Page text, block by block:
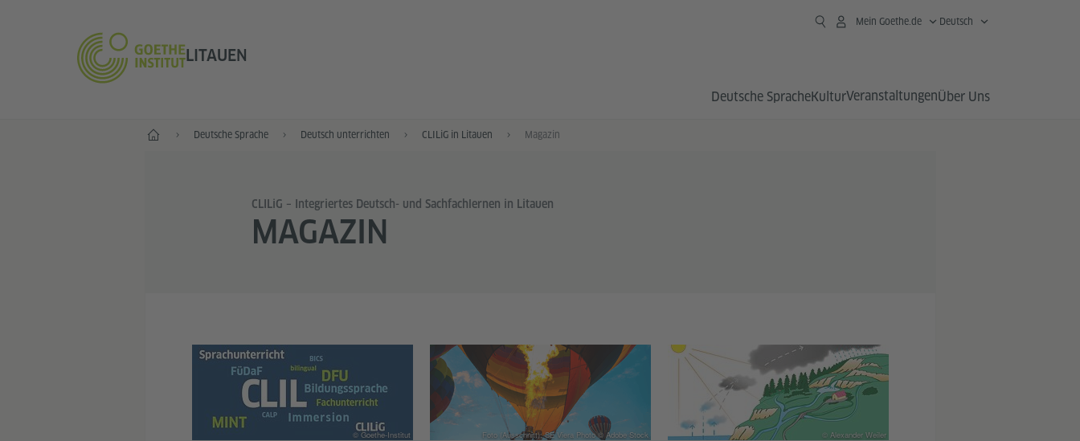
LITAUEN
Mein Goethe.de Deutsch
Deutsche SpracheKulturVeranstaltungenÜber Uns
Start Deutsche Sprache Deutsch unterrichten CLILiG in Litauen Magazin
CLILiG – Integriertes Deutsch- und Sachfachlernen in Litauen
MAGAZIN
© Goethe-Institut Foto (Ausschnitt): SE Viera Photo © Adobe Stock © Alexander Weiler